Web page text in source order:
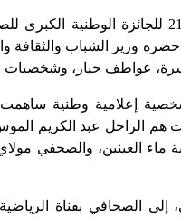
أعلنت لجنة تحكيم الدورة الـ 21
وزير الشباب والثقافة
عواطف حيار، وشخصيات
إعلامية وطنية
هم الراحل عبد الكريم
ماء العينين، والصحفي
إلى الصحافي بقناة